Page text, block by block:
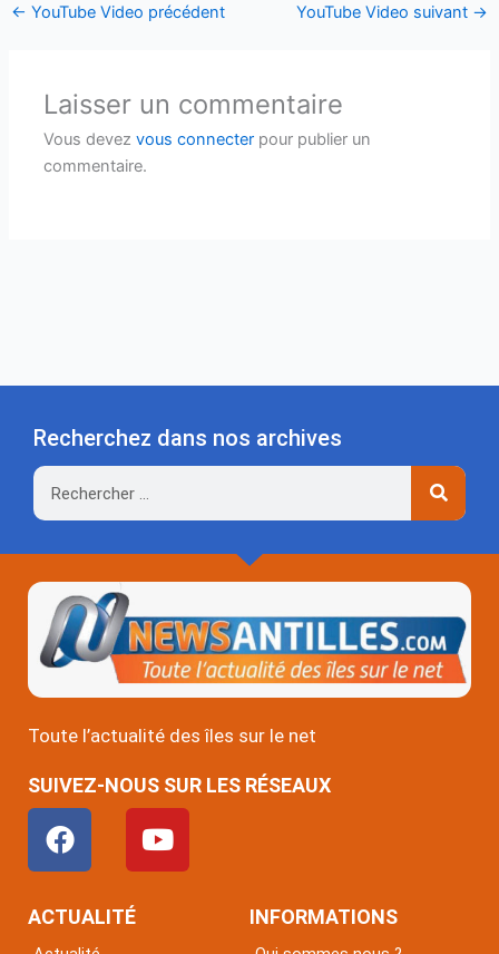
← YouTube Video précédent YouTube Video suivant →
Laisser un commentaire
Vous devezvous connecter pour publier un
commentaire.
Recherchez dans nos archives
Rechercher
Toute l’actualité des îles sur le net
SUIVEZ-NOUS SUR LES RÉSEAUX
F
a
c
e
Y
o
u
ACTUALITÉ INFORMATIONS